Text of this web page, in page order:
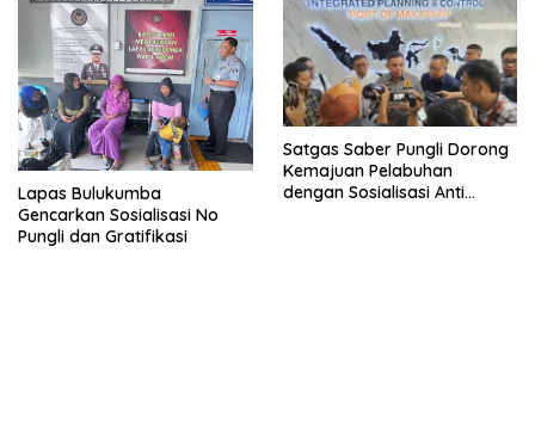
Lapas Bulukumba
Gencarkan Sosialisasi No
Pungli dan Gratifikasi
Satgas Saber Pungli Dorong
Kemajuan Pelabuhan
dengan Sosialisasi Anti